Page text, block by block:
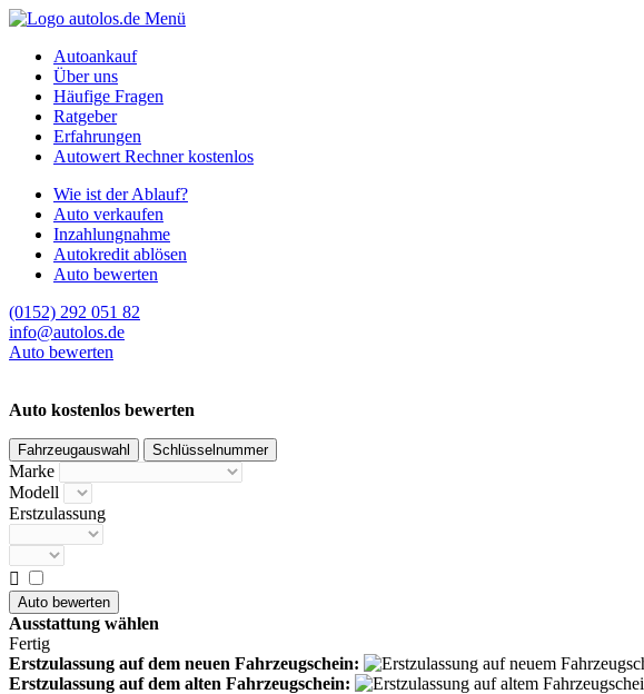
Menü
Autoankauf
Über uns
Häufige Fragen
Ratgeber
Erfahrungen
Autowert Rechner kostenlos
Wie ist der Ablauf?
Auto verkaufen
Inzahlungnahme
Autokredit ablösen
Auto bewerten
(0152) 292 051 82
info@autolos.de
Auto bewerten
Auto kostenlos bewerten
Fahrzeugauswahl Schlüsselnummer
Marke
Modell
Erstzulassung

Ausstattung wählen
Fertig
Erstzulassung auf dem neuen Fahrzeugschein:
Erstzulassung auf dem alten Fahrzeugschein: